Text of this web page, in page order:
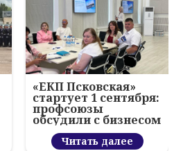
«ЕКП Псковская»
стартует 1 сентября:
профсоюзы
обсудили с бизнесом
новый цифровой
проектЧитать далее